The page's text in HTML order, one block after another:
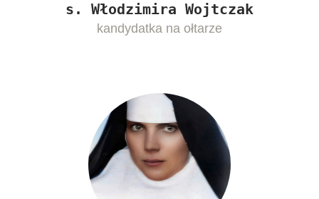
s. Włodzimira Wojtczak
kandydatka na ołtarze